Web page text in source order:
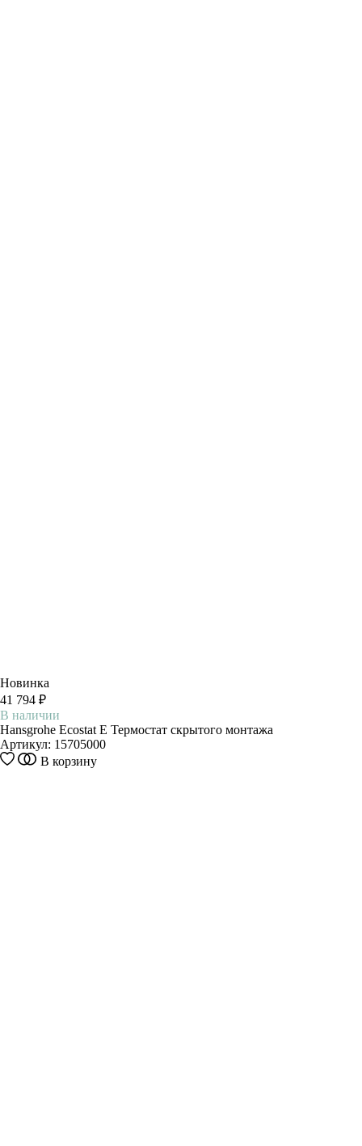
Новинка
41 794 ₽
В наличии
Hansgrohe Ecostat E Термостат скрытого монтажа
Артикул: 15705000
В корзину